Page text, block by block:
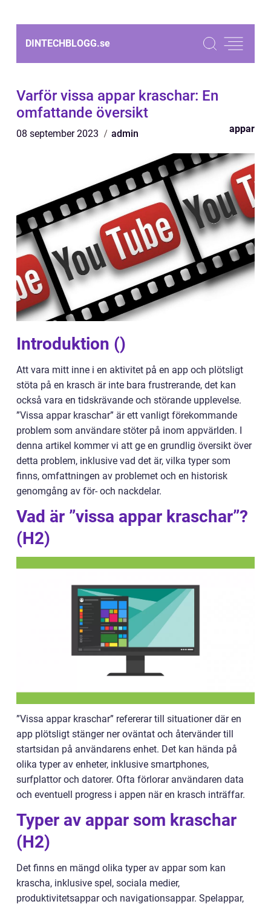
DINTECHBLOGG.se
Varför vissa appar kraschar: En
omfattande översikt
08 september 2023 admin appar
Introduktion ()
Att vara mitt inne i en aktivitet på en app och plötsligt
stöta på en krasch är inte bara frustrerande, det kan
också vara en tidskrävande och störande upplevelse.
”Vissa appar kraschar” är ett vanligt förekommande
problem som användare stöter på inom appvärlden. I
denna artikel kommer vi att ge en grundlig översikt över
detta problem, inklusive vad det är, vilka typer som
finns, omfattningen av problemet och en historisk
genomgång av för- och nackdelar.
Vad är ”vissa appar kraschar”?
(H2)
”Vissa appar kraschar” refererar till situationer där en
app plötsligt stänger ner oväntat och återvänder till
startsidan på användarens enhet. Det kan hända på
olika typer av enheter, inklusive smartphones,
surfplattor och datorer. Ofta förlorar användaren data
och eventuell progress i appen när en krasch inträffar.
Typer av appar som kraschar
(H2)
Det finns en mängd olika typer av appar som kan
krascha, inklusive spel, sociala medier,
produktivitetsappar och navigationsappar. Spelappar,